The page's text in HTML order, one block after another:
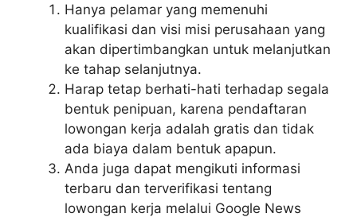
Hanya pelamar yang memenuhi
kualifikasi dan visi misi perusahaan yang
akan dipertimbangkan untuk melanjutkan
ke tahap selanjutnya.
Harap tetap berhati-hati terhadap segala
bentuk penipuan, karena pendaftaran
lowongan kerja adalah gratis dan tidak
ada biaya dalam bentuk apapun.
Anda juga dapat mengikuti informasi
terbaru dan terverifikasi tentang
lowongan kerja melalui Google News